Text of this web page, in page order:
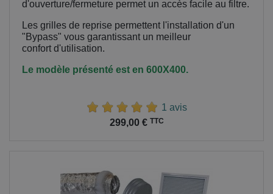
d'ouverture/fermeture permet un accès facile au filtre.
Les grilles de reprise permettent l'installation d'un
"Bypass" vous garantissant un meilleur
confort d'utilisation.
Le modèle présenté est en 600X400.
1 avis
299,00 € TTC